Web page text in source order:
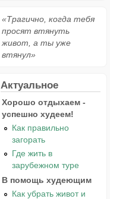
«Трагично, когда тебя
просят втянуть
живот, а ты уже
втянул»
Актуальное
Хорошо отдыхаем -
успешно худеем!
Как правильно
загорать
Где жить в
зарубежном туре
В помощь худеющим
Как убрать живот и